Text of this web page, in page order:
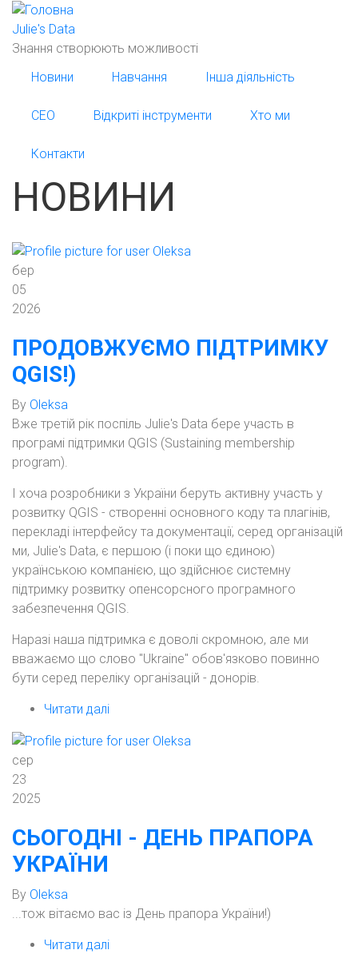
Перейти
до
основного
Julie's Data
Знання створюють можливості
Новини
Навчання Інша діяльність
СЕО Відкриті інструменти Хто ми
Контакти
НОВИНИ
бер
05
2026
ПРОДОВЖУЄМО ПІДТРИМКУ
QGIS!)
By Oleksa
Вже третій рік поспіль Julie's Data бере участь в
програмі підтримки QGIS (Sustaining membership
program).
І хоча розробники з України беруть активну участь у
розвитку QGIS - створенні основного коду та плагінів,
перекладі інтерфейсу та документації, серед організацій
ми, Julie's Data, є першою (і поки що єдиною)
українською компанією, що здійснює системну
підтримку розвитку опенсорсного програмного
забезпечення QGIS.
Наразі наша підтримка є доволі скромною, але ми
вважаємо що слово "Ukraine" обов'язково повинно
бути серед переліку організацій - донорів.
Читати далі
підтримку
сер
23
2025
СЬОГОДНІ - ДЕНЬ ПРАПОРА
УКРАЇНИ
By Oleksa
...тож вітаємо вас із День прапора України!)
Читати далі